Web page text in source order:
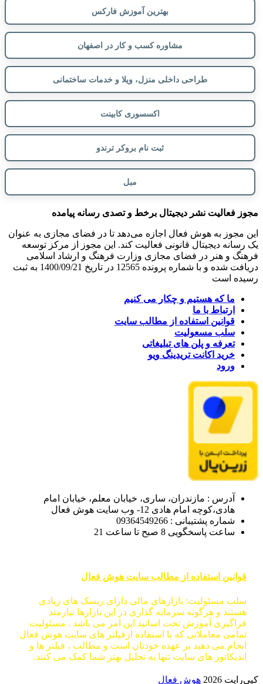
بهترین آموزش فارکس
مشاوره کسب و کار در اصفهان
طراحی داخلی منزل، ویلا و خدمات ساختمانی
اکسسوری کابینت
ثبت نام بروکر ترندو
مبل
مجوز فعالیت نشر دیجیتال برخط و تصدی رسانه پیامده
این مجوز به هوش فعال اجازه می‌دهد تا در فضای مجازی به عنوان
یک رسانه دیجیتال قانونی فعالیت کند. این مجوز از مرکز توسعه
فرهنگ و هنر در فضای مجازی وزارت فرهنگ و ارشاد اسلامی
دریافت شده و با شماره پرونده 12565 در تاریخ 1400/09/21 به ثبت
رسیده است
ما که هستیم و چکار می کنیم
ارتباط با ما
قوانین استفاده از مطالب سایت
سلب مسعولیت
تعرفه و پلن های تبلیغاتی
خرید اکانت تریدینگ ویو
ورود
آدرس : مازندران، ساری، خیابان معلم، خیابان امام
هادی،کوچه امام هادی 12- وب سایت هوش فعال
شماره پشتیبانی : 09364549266
ساعت پاسخگویی 8 صبح تا ساعت 21
قوانین استفاده از مطالب سایت هوش فعال
سلب مسئولیت: بازارهای مالی دارای ریسک های زیادی
هستند و هرگونه سرمایه گذاری در این بازارها نیازمند
فراگیری آموزش تحت اساتید این امر می باشد . مسئولیت
تمامی معاملاتی که با استفاده ازفیلتر های سایت هوش فعال
انجام می دهید بر عهده خودتان است و مطالب ، فیلتر ها و
اندیکاتور های سایت تنها به تحلیل بهتر شما کمک می کنند.
کپی‌رایت 2026 هوش فعال